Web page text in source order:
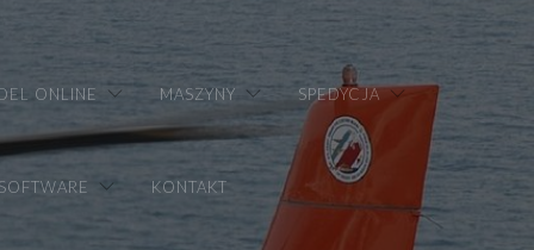
ONLINE MASZYNY SPEDYCJA
KONTAKT